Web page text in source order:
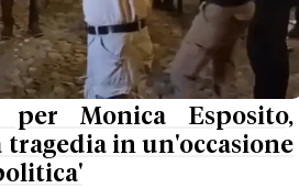
Monica Esposito,
in un'occasione